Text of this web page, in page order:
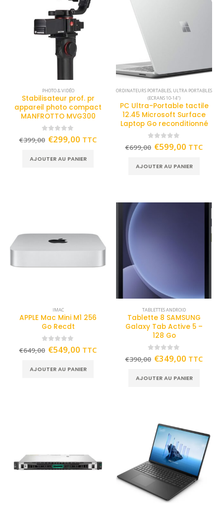
PHOTO & VIDÉO
Stabilisateur prof. pr
appareil photo compact
MANFROTTO MVG300
out of 5
€399,00 €299,00 TTC
AJOUTER AU PANIER
ORDINATEURS PORTABLES, ULTRA PORTABLES
(ECRANS 10-14")
PC Ultra-Portable tactile
12.45 Microsoft Surface
Laptop Go reconditionné
out of 5
€699,00 €599,00 TTC
AJOUTER AU PANIER
IMAC
APPLE Mac Mini M1 256
Go Recdt
out of 5
€649,00 €549,00 TTC
AJOUTER AU PANIER
TABLETTES ANDROID
Tablette 8 SAMSUNG
Galaxy Tab Active 5 –
128 Go
out of 5
€390,00 €349,00 TTC
AJOUTER AU PANIER